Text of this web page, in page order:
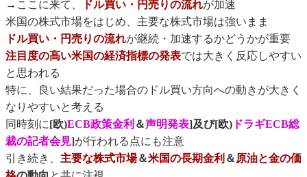
→ここに来て、 ドル買い・円売りの流れが加速
米国の株式市場をはじめ、主要な株式市場は強いまま
ドル買い・円売りの流れが継続・加速するかどうかが重要
注目度の高い米国の経済指標の発表では大きく反応しやすい
と思われる
特に、良い結果だった場合のドル買い方向への動きが大きく
なりやすいと考える
同時刻に[欧)ECB政策金利 ＆声明発表]及び[欧) ドラギECB総
裁の記者会見]が行われる点にも注意
引き続き、 主要な株式市場＆米国の長期金利 ＆原油と金の価